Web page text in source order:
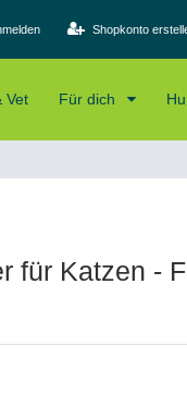
Shopkonto
Vet Für dich
für Katzen -